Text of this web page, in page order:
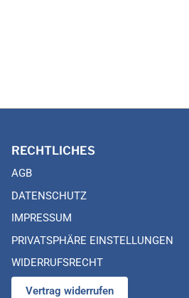
RECHTLICHES
AGB
DATENSCHUTZ
IMPRESSUM
PRIVATSPHÄRE EINSTELLUNGEN
WIDERRUFSRECHT
Vertrag widerrufen